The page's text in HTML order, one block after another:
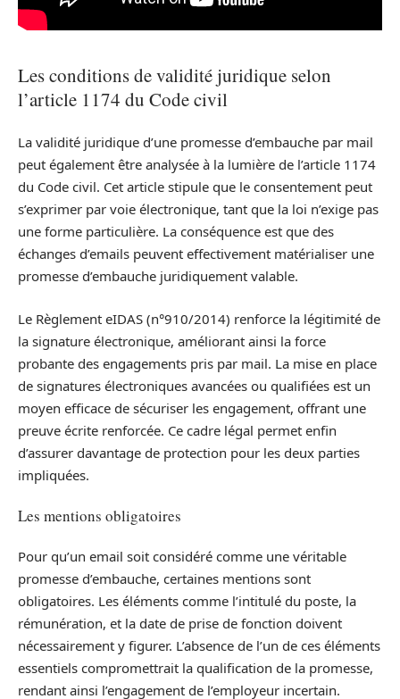
Les conditions de validité juridique selon
l’article 1174 du Code civil
La validité juridique d’une promesse d’embauche par mail
peut également être analysée à la lumière de l’article 1174
du Code civil. Cet article stipule que le consentement peut
s’exprimer par voie électronique, tant que la loi n’exige pas
une forme particulière. La conséquence est que des
échanges d’emails peuvent effectivement matérialiser une
promesse d’embauche juridiquement valable.
Le Règlement eIDAS (n°910/2014) renforce la légitimité de
la signature électronique, améliorant ainsi la force
probante des engagements pris par mail. La mise en place
de signatures électroniques avancées ou qualifiées est un
moyen efficace de sécuriser les engagement, offrant une
preuve écrite renforcée. Ce cadre légal permet enfin
d’assurer davantage de protection pour les deux parties
impliquées.
Les mentions obligatoires
Pour qu’un email soit considéré comme une véritable
promesse d’embauche, certaines mentions sont
obligatoires. Les éléments comme l’intitulé du poste, la
rémunération, et la date de prise de fonction doivent
nécessairement y figurer. L’absence de l’un de ces éléments
essentiels compromettrait la qualification de la promesse,
rendant ainsi l’engagement de l’employeur incertain.